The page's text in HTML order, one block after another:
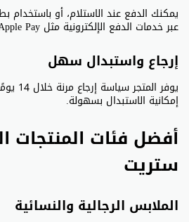
يمكنك الدفع عند الاستلام، أو باستخدام
عبر خدمات الدفع الإلكترونية مثل Apple Pay وSTC Pay.
إرجاع واستبدال سهل
يوفر
إمكانية الاستبدال بسهولة.
ستريت
الملابس الرجالية والنسائية